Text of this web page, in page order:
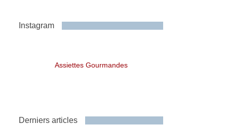
Instagram
Assiettes Gourmandes
Derniers articles